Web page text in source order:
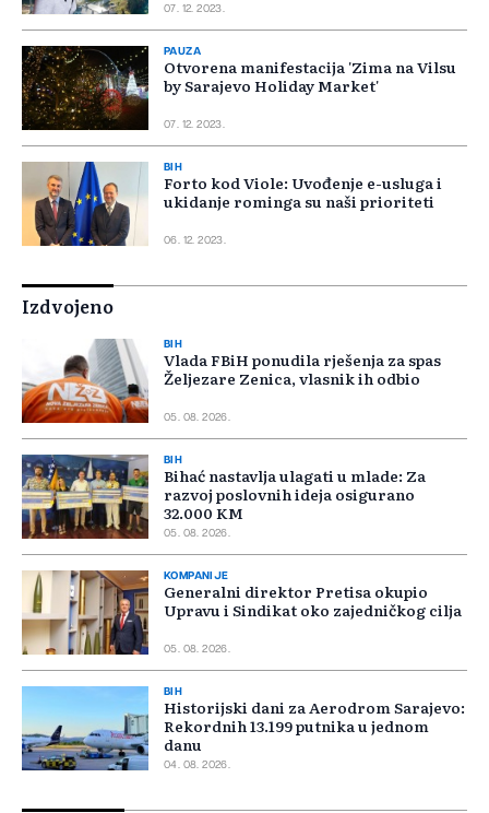
07. 12. 2023.
PAUZA
Otvorena manifestacija 'Zima na Vilsu
by Sarajevo Holiday Market'
07. 12. 2023.
BIH
Forto kod Viole: Uvođenje e-usluga i
ukidanje rominga su naši prioriteti
06. 12. 2023.
Izdvojeno
BIH
Vlada FBiH ponudila rješenja za spas
Željezare Zenica, vlasnik ih odbio
05. 08. 2026.
BIH
Bihać nastavlja ulagati u mlade: Za
razvoj poslovnih ideja osigurano
32.000 KM
05. 08. 2026.
KOMPANIJE
Generalni direktor Pretisa okupio
Upravu i Sindikat oko zajedničkog cilja
05. 08. 2026.
BIH
Historijski dani za Aerodrom Sarajevo:
Rekordnih 13.199 putnika u jednom
danu
04. 08. 2026.